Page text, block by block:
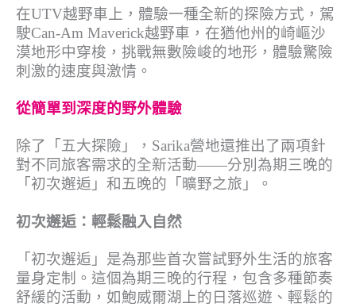
在UTV越野車上，體驗一種全新的探險方式，駕
駛Can-Am Maverick越野車，在猶他州的崎嶇沙
漠地形中穿梭，挑戰無數險峻的地形，體驗驚險
刺激的速度與激情。
從簡單到深度的野外體驗
除了「五大探險」，Sarika營地還推出了兩項針
對不同旅客需求的全新活動——分別為期三晚的
「初次邂逅」和五晚的「曠野之旅」。
初次邂逅：輕鬆融入自然
「初次邂逅」是為那些首次嘗試野外生活的旅客
量身定制。這個為期三晚的行程，包含多種節奏
舒緩的活動，如鮑威爾湖上的日落巡遊、輕鬆的